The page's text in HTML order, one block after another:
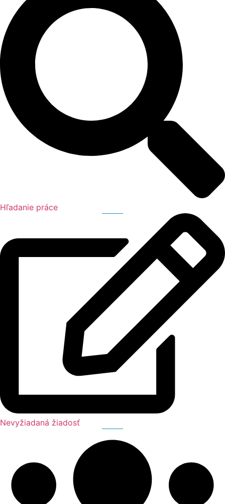
Hľadanie práce
Nevyžiadaná žiadosť